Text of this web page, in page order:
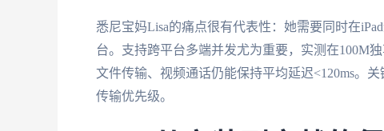
悉尼宝妈Lisa的痛点很有代表性：她需要同时在
台。支持跨平台多端并发尤为重要，实测在100M
文件传输、视频通话仍能保持平均延迟<120ms。
传输优先级。